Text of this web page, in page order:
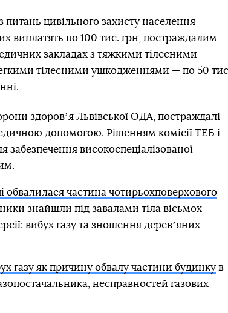
цивільного захисту населення
виплатять по 100 тис. грн, постраждалим
закладах з тяжкими тілесними
тілесними ушкодженнями — по 50
здоровʼя Львівської ОДА, постраждалі
допомогою. Рішенням комісії ТЕБ і
забезпечення високоспеціалізованої
обвалилася частина чотирьохповерхового
знайшли під завалами тіла вісьмох
вибух газу та зношення деревʼяних
газу як причину обвалу частини будинкув
несправностей газових